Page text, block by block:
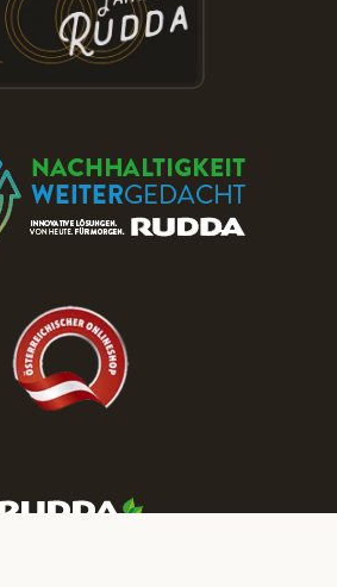
Besuchen Sie die RUDDA Schauräume
und entdecken Sie Parkett & Türen zu
reduzierten Preisen!